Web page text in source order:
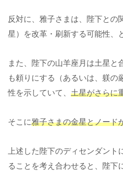
反対に、雅子さまは、陛下との
星）を改革・刷新する可能性、
また、陛下の山羊座月は土星と
も頼りにする（あるいは、躾の
性を示していて、 土星がさらに
そこに雅子さまの金星とノード
上述した陛下のディセンダン
ることを考え合わせると、陛下